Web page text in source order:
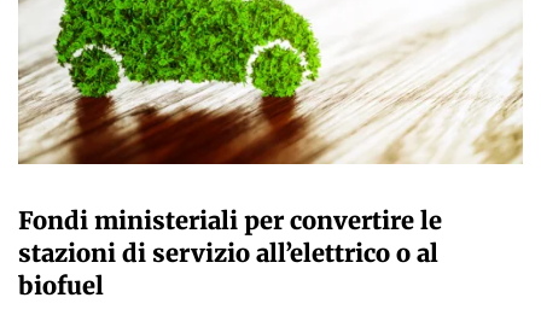
Fondi ministeriali per convertire le
stazioni di servizio all’elettrico o al
biofuel